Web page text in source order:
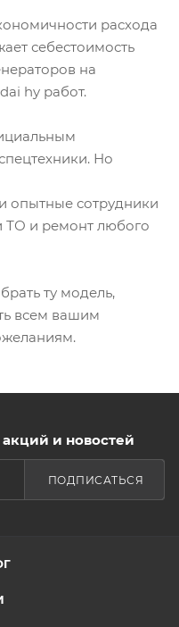
расхода
себестоимость
на
hy работ.
Но
опытные сотрудники
ТО и ремонт любого
ту модель,
всем вашим
и новостей
ПОДПИСАТЬСЯ